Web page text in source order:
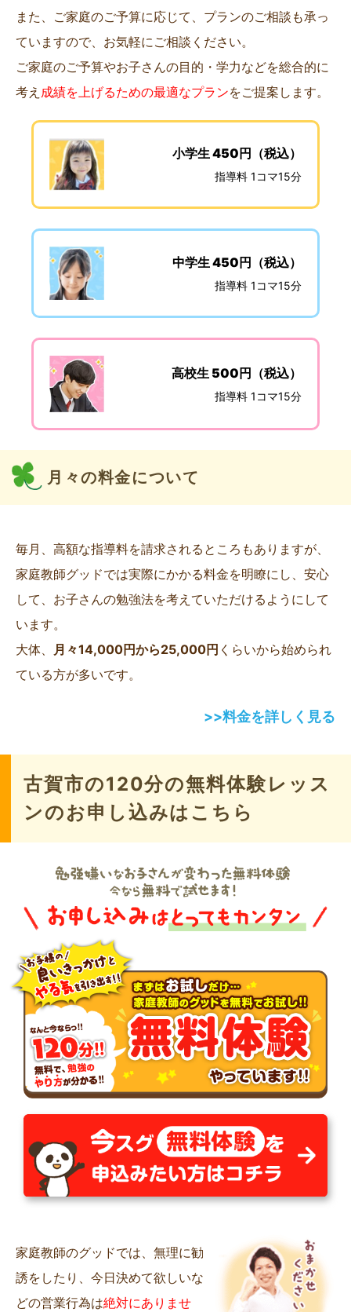
また、ご家庭のご予算に応じて、プランのご相談も承っ
ていますので、お気軽にご相談ください。
ご家庭のご予算やお子さんの目的・学力などを総合的に
考え 成績を上げるための最適なプランをご提案します。
小学生 450円（税込）
指導料 1コマ15分
中学生 450円（税込）
指導料 1コマ15分
高校生 500円（税込）
指導料 1コマ15分
月々の料金について
毎月、高額な指導料を請求されるところもありますが、
家庭教師グッドでは実際にかかる料金を明瞭にし、安心
して、お子さんの勉強法を考えていただけるようにして
います。
大体、 月々14,000円から25,000円 くらいから始められ
ている方が多いです。
>>料金を詳しく見る
古賀市の120分の無料体験レッス
ンのお申し込みはこちら
家庭教師のグッドでは、無理に勧
誘をしたり、今日決めて欲しいな
どの営業行為は絶対にありませ